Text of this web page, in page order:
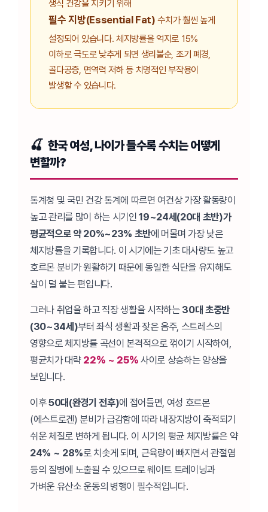
생식 건강을 지키기 위해
필수 지방(Essential Fat) 수치가 훨씬 높게
설정되어 있습니다. 체지방률을 억지로 15%
이하로 극도로 낮추게 되면 생리불순, 조기 폐경,
골다공증, 면역력 저하 등 치명적인 부작용이
발생할 수 있습니다.
한국 여성, 나이가 들수록 수치는 어떻게
변할까?
통계청 및 국민 건강 통계에 따르면 여건상 가장 활동량이
높고 관리를 많이 하는 시기인19~24세(20대 초반)가
평균적으로 약 20%~23% 초반에 머물며 가장 낮은
체지방률을 기록합니다. 이 시기에는 기초 대사량도 높고
호르몬 분비가 원활하기 때문에 동일한 식단을 유지해도
살이 덜 붙는 편입니다.
그러나 취업을 하고 직장 생활을 시작하는 30대 초중반
(30~34세)부터 좌식 생활과 잦은 음주, 스트레스의
영향으로 체지방률 곡선이 본격적으로 꺾이기 시작하여,
평균치가 대략 22% ~ 25% 사이로 상승하는 양상을
보입니다.
이후50대(완경기 전후)에 접어들면, 여성 호르몬
(에스트로겐) 분비가 급감함에 따라 내장지방이 축적되기
쉬운 체질로 변하게 됩니다. 이 시기의 평균 체지방률은 약
24% ~ 28%로 치솟게 되며, 근육량이 빠지면서 관절염
등의 질병에 노출될 수 있으므로 웨이트 트레이닝과
가벼운 유산소 운동의 병행이 필수적입니다.